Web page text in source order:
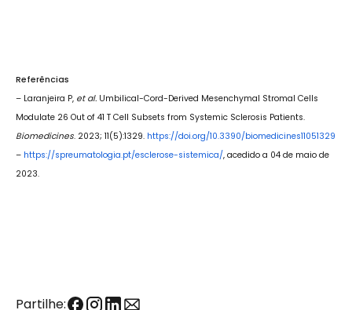
Referências
– Laranjeira P, et al. Umbilical-Cord-Derived Mesenchymal Stromal Cells
Modulate 26 Out of 41 T Cell Subsets from Systemic Sclerosis Patients.
Biomedicines. 2023; 11(5):1329. https://doi.org/10.3390/biomedicines11051329
– https://spreumatologia.pt/esclerose-sistemica/, acedido a 04 de maio de
2023.
Partilhe: